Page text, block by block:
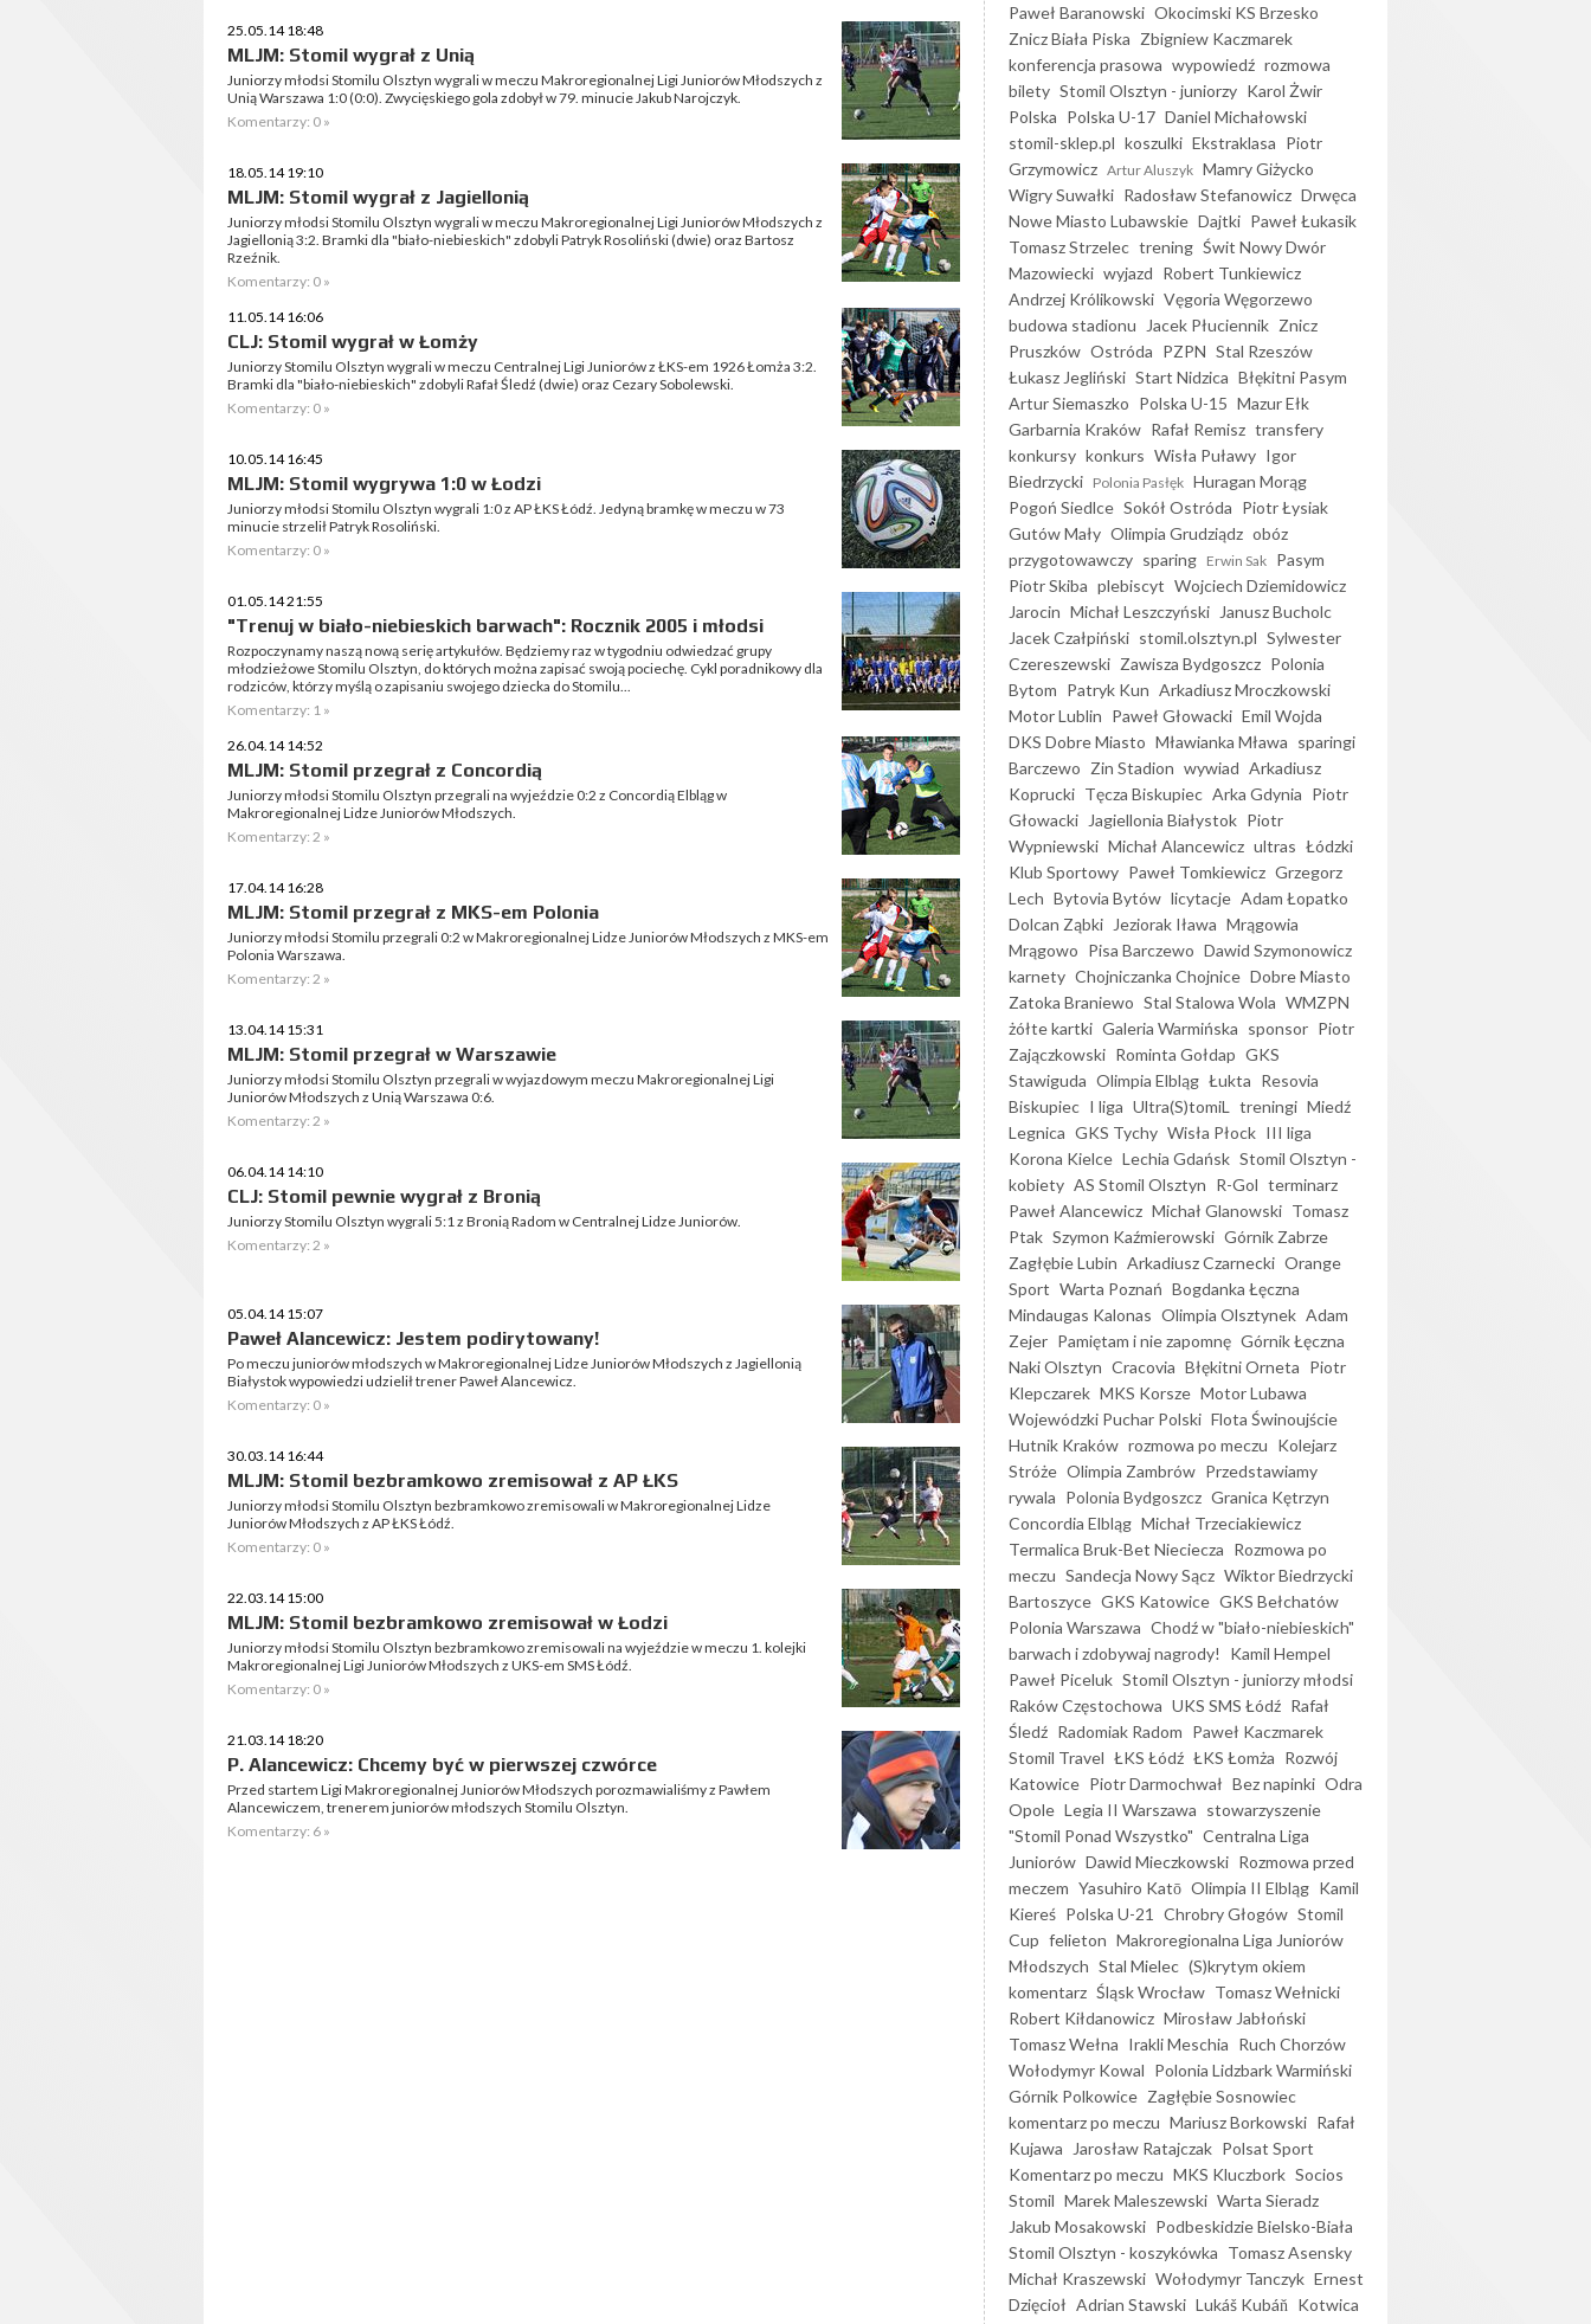
25.05.14 18:48
MLJM: Stomil wygrał z Unią
Juniorzy młodsi Stomilu Olsztyn wygrali w meczu Makroregionalnej Ligi Juniorów Młodszych z
Unią Warszawa 1:0 (0:0). Zwycięskiego gola zdobył w 79. minucie Jakub Narojczyk.
Komentarzy: 0 »
18.05.14 19:10
MLJM: Stomil wygrał z Jagiellonią
Juniorzy młodsi Stomilu Olsztyn wygrali w meczu Makroregionalnej Ligi Juniorów Młodszych z
Jagiellonią 3:2. Bramki dla "biało-niebieskich" zdobyli Patryk Rosoliński (dwie) oraz Bartosz
Rzeźnik.
Komentarzy: 0 »
11.05.14 16:06
CLJ: Stomil wygrał w Łomży
Juniorzy Stomilu Olsztyn wygrali w meczu Centralnej Ligi Juniorów z ŁKS-em 1926 Łomża 3:2.
Bramki dla "biało-niebieskich" zdobyli Rafał Śledź (dwie) oraz Cezary Sobolewski.
Komentarzy: 0 »
10.05.14 16:45
MLJM: Stomil wygrywa 1:0 w Łodzi
Juniorzy młodsi Stomilu Olsztyn wygrali 1:0 z AP ŁKS Łódź. Jedyną bramkę w meczu w 73
minucie strzelił Patryk Rosoliński.
Komentarzy: 0 »
01.05.14 21:55
"Trenuj w biało-niebieskich barwach": Rocznik 2005 i młodsi
Rozpoczynamy naszą nową serię artykułów. Będziemy raz w tygodniu odwiedzać grupy
młodzieżowe Stomilu Olsztyn, do których można zapisać swoją pociechę. Cykl poradnikowy dla
rodziców, którzy myślą o zapisaniu swojego dziecka do Stomilu...
Komentarzy: 1 »
26.04.14 14:52
MLJM: Stomil przegrał z Concordią
Juniorzy młodsi Stomilu Olsztyn przegrali na wyjeździe 0:2 z Concordią Elbląg w
Makroregionalnej Lidze Juniorów Młodszych.
Komentarzy: 2 »
17.04.14 16:28
MLJM: Stomil przegrał z MKS-em Polonia
Juniorzy młodsi Stomilu przegrali 0:2 w Makroregionalnej Lidze Juniorów Młodszych z MKS-em
Polonia Warszawa.
Komentarzy: 2 »
13.04.14 15:31
MLJM: Stomil przegrał w Warszawie
Juniorzy młodsi Stomilu Olsztyn przegrali w wyjazdowym meczu Makroregionalnej Ligi
Juniorów Młodszych z Unią Warszawa 0:6.
Komentarzy: 2 »
06.04.14 14:10
CLJ: Stomil pewnie wygrał z Bronią
Juniorzy Stomilu Olsztyn wygrali 5:1 z Bronią Radom w Centralnej Lidze Juniorów.
Komentarzy: 2 »
05.04.14 15:07
Paweł Alancewicz: Jestem podirytowany!
Po meczu juniorów młodszych w Makroregionalnej Lidze Juniorów Młodszych z Jagiellonią
Białystok wypowiedzi udzielił trener Paweł Alancewicz.
Komentarzy: 0 »
30.03.14 16:44
MLJM: Stomil bezbramkowo zremisował z AP ŁKS
Juniorzy młodsi Stomilu Olsztyn bezbramkowo zremisowali w Makroregionalnej Lidze
Juniorów Młodszych z AP ŁKS Łódź.
Komentarzy: 0 »
22.03.14 15:00
MLJM: Stomil bezbramkowo zremisował w Łodzi
Juniorzy młodsi Stomilu Olsztyn bezbramkowo zremisowali na wyjeździe w meczu 1. kolejki
Makroregionalnej Ligi Juniorów Młodszych z UKS-em SMS Łódź.
Komentarzy: 0 »
21.03.14 18:20
P. Alancewicz: Chcemy być w pierwszej czwórce
Przed startem Ligi Makroregionalnej Juniorów Młodszych porozmawialiśmy z Pawłem
Alancewiczem, trenerem juniorów młodszych Stomilu Olsztyn.
Komentarzy: 6 »
Paweł Baranowski Okocimski KS Brzesko
Znicz Biała Piska Zbigniew Kaczmarek
konferencja prasowa wypowiedź rozmowa
bilety Stomil Olsztyn - juniorzy Karol Żwir
Polska Polska U-17 Daniel Michałowski
stomil-sklep.pl koszulki Ekstraklasa Piotr
Grzymowicz Artur Aluszyk Mamry Giżycko
Wigry Suwałki Radosław Stefanowicz Drwęca
Nowe Miasto Lubawskie Dajtki Paweł Łukasik
Tomasz Strzelec trening Świt Nowy Dwór
Mazowiecki wyjazd Robert Tunkiewicz
Andrzej Królikowski Vęgoria Węgorzewo
budowa stadionu
Jacek Płuciennik Znicz
Pruszków Ostróda PZPN Stal Rzeszów
Łukasz Jegliński Start Nidzica Błękitni Pasym
Artur Siemaszko Polska U-15 Mazur Ełk
Garbarnia Kraków Rafał Remisz transfery
konkursy konkurs Wisła Puławy Igor
Biedrzycki Polonia Pasłęk Huragan Morąg
Pogoń Siedlce Sokół Ostróda Piotr Łysiak
Gutów Mały Olimpia Grudziądz obóz
przygotowawczy sparing Erwin Sak Pasym
Piotr Skiba plebiscyt Wojciech Dziemidowicz
Jarocin Michał Leszczyński
Janusz Bucholc
Jacek Czałpiński stomil.olsztyn.pl Sylwester
Czereszewski Zawisza Bydgoszcz Polonia
Bytom Patryk Kun Arkadiusz Mroczkowski
Motor Lublin Paweł Głowacki Emil Wojda
DKS Dobre Miasto Mławianka Mława sparingi
Barczewo Zin Stadion wywiad Arkadiusz
Koprucki Tęcza Biskupiec Arka Gdynia Piotr
Głowacki
Jagiellonia Białystok Piotr
Wypniewski Michał Alancewicz ultras Łódzki
Klub Sportowy Paweł Tomkiewicz Grzegorz
Lech Bytovia Bytów licytacje Adam Łopatko
Dolcan Ząbki
Jeziorak Iława Mrągowia
Mrągowo Pisa Barczewo Dawid Szymonowicz
karnety Chojniczanka Chojnice Dobre Miasto
Zatoka Braniewo Stal Stalowa Wola WMZPN
żółte kartki Galeria Warmińska sponsor Piotr
Zajączkowski Rominta Gołdap GKS
Stawiguda Olimpia Elbląg Łukta Resovia
Biskupiec I liga Ultra(S)tomiL treningi Miedź
Legnica GKS Tychy Wisła Płock III liga
Korona Kielce Lechia Gdańsk Stomil Olsztyn -
kobiety AS Stomil Olsztyn R-Gol terminarz
Paweł Alancewicz Michał Glanowski Tomasz
Ptak Szymon Kaźmierowski Górnik Zabrze
Zagłębie Lubin Arkadiusz Czarnecki Orange
Sport Warta Poznań Bogdanka Łęczna
Mindaugas Kalonas Olimpia Olsztynek Adam
Zejer Pamiętam i nie zapomnę Górnik Łęczna
Naki Olsztyn Cracovia Błękitni Orneta Piotr
Klepczarek MKS Korsze Motor Lubawa
Wojewódzki Puchar Polski Flota Świnoujście
Hutnik Kraków rozmowa po meczu Kolejarz
Stróże Olimpia Zambrów Przedstawiamy
rywala Polonia Bydgoszcz Granica Kętrzyn
Concordia Elbląg Michał Trzeciakiewicz
Termalica Bruk-Bet Nieciecza Rozmowa po
meczu Sandecja Nowy Sącz Wiktor Biedrzycki
Bartoszyce GKS Katowice GKS Bełchatów
Polonia Warszawa Chodź w "biało-niebieskich"
barwach i zdobywaj nagrody!
Kamil Hempel
Paweł Piceluk Stomil Olsztyn - juniorzy młodsi
Raków Częstochowa UKS SMS Łódź Rafał
Śledź Radomiak Radom Paweł Kaczmarek
Stomil Travel ŁKS Łódź ŁKS Łomża Rozwój
Katowice Piotr Darmochwał Bez napinki Odra
Opole Legia II Warszawa stowarzyszenie
"Stomil Ponad Wszystko" Centralna Liga
Juniorów Dawid Mieczkowski Rozmowa przed
meczem Yasuhiro Katō Olimpia II Elbląg Kamil
Kiereś Polska U-21 Chrobry Głogów Stomil
Cup felieton Makroregionalna Liga Juniorów
Młodszych Stal Mielec (S)krytym okiem
komentarz Śląsk Wrocław Tomasz Wełnicki
Robert Kiłdanowicz Mirosław Jabłoński
Tomasz Wełna Irakli Meschia Ruch Chorzów
Wołodymyr Kowal Polonia Lidzbark Warmiński
Górnik Polkowice Zagłębie Sosnowiec
komentarz po meczu Mariusz Borkowski Rafał
Kujawa
Jarosław Ratajczak Polsat Sport
Komentarz po meczu MKS Kluczbork Socios
Stomil Marek Maleszewski Warta Sieradz
Jakub Mosakowski Podbeskidzie Bielsko-Biała
Stomil Olsztyn - koszykówka Tomasz Asensky
Michał Kraszewski Wołodymyr Tanczyk Ernest
Dzięcioł Adrian Stawski Lukáš Kubáň Kotwica